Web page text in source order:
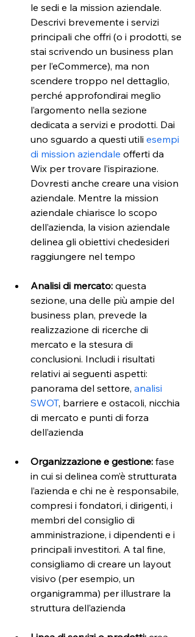
le sedi e la mission aziendale.
Descrivi brevemente i servizi
principali che offri (o i prodotti, se
stai scrivendo un business plan
per l’eCommerce), ma non
scendere troppo nel dettaglio,
perché approfondirai meglio
l’argomento nella sezione
dedicata a servizi e prodotti. Dai
uno sguardo a questi utili esempi
di mission aziendale offerti da
Wix per trovare l’ispirazione.
Dovresti anche creare una vision
aziendale. Mentre la mission
aziendale chiarisce lo scopo
dell’azienda, la vision aziendale
delinea gli obiettivi chedesideri
raggiungere nel tempo
Analisi di mercato: questa
sezione, una delle più ampie del
business plan, prevede la
realizzazione di ricerche di
mercato e la stesura di
conclusioni. Includi i risultati
relativi ai seguenti aspetti:
panorama del settore, analisi
SWOT, barriere e ostacoli, nicchia
di mercato e punti di forza
dell’azienda
Organizzazione e gestione: fase
in cui si delinea com’è strutturata
l’azienda e chi ne è responsabile,
compresi i fondatori, i dirigenti, i
membri del consiglio di
amministrazione, i dipendenti e i
principali investitori. A tal fine,
consigliamo di creare un layout
visivo (per esempio, un
organigramma) per illustrare la
struttura dell’azienda